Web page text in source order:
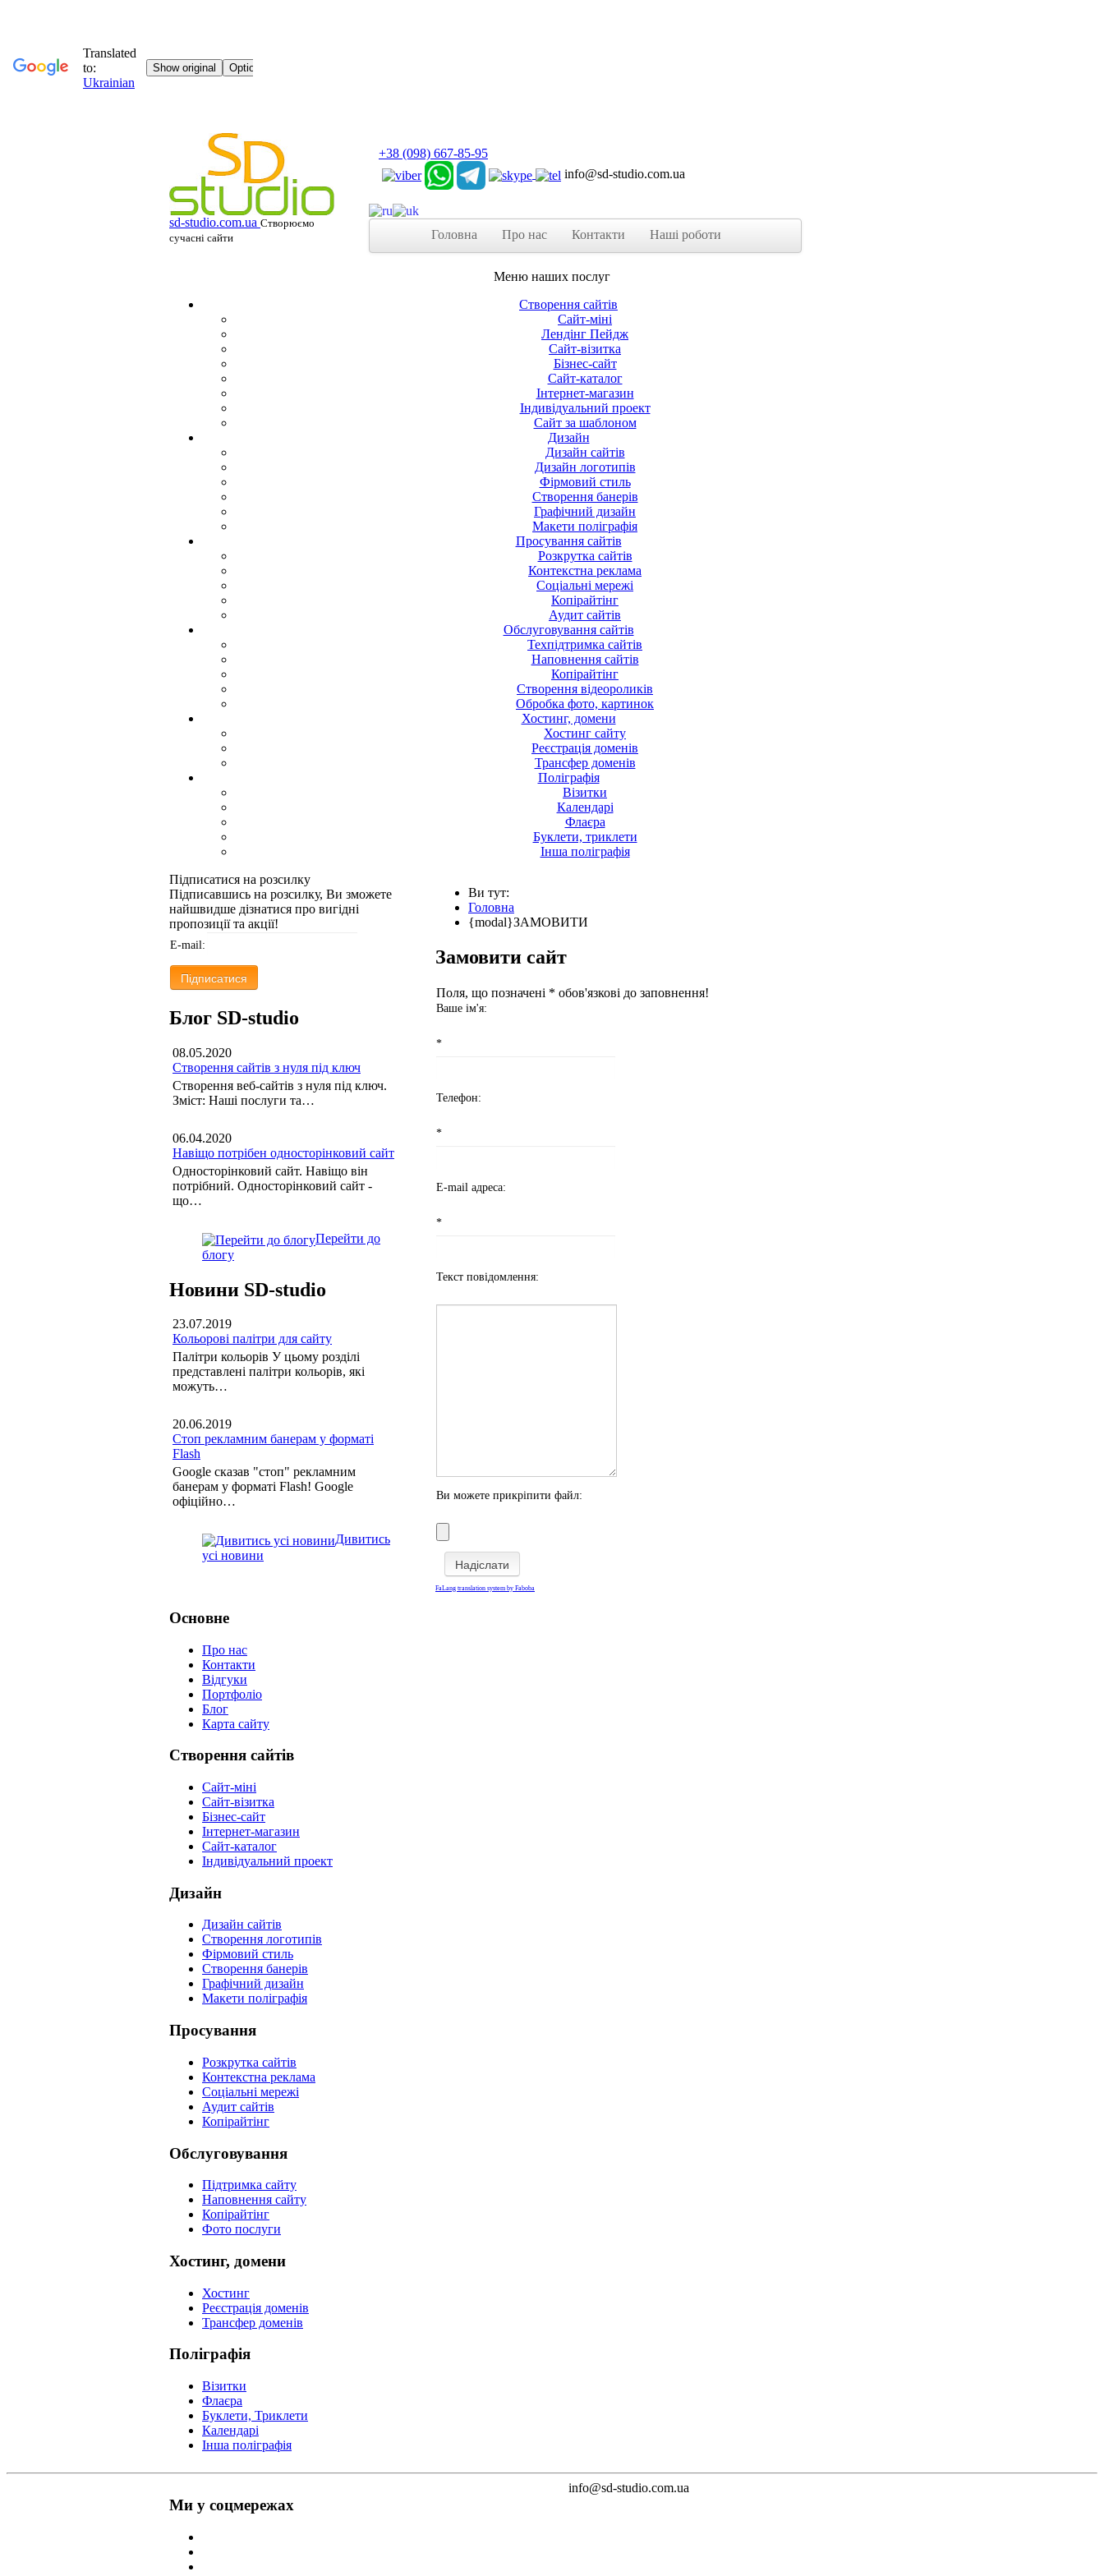
sd-studio.com.ua Створюємо
сучасні сайти
+38 (098) 667-85-95
info@sd-studio.com.ua
Головна Про нас Контакти Наші роботи
Меню наших послуг
Створення сайтів
Сайт-міні
Лендінг Пейдж
Сайт-візитка
Бізнес-сайт
Сайт-каталог
Інтернет-магазин
Індивідуальний проект
Сайт за шаблоном
Дизайн
Дизайн сайтів
Дизайн логотипів
Фірмовий стиль
Створення банерів
Графічний дизайн
Макети поліграфія
Просування сайтів
Розкрутка сайтів
Контекстна реклама
Соціальні мережі
Копірайтінг
Аудит сайтів
Обслуговування сайтів
Техпідтримка сайтів
Наповнення сайтів
Копірайтінг
Створення відеороликів
Обробка фото, картинок
Хостинг, домени
Хостинг сайту
Реєстрація доменів
Трансфер доменів
Поліграфія
Візитки
Календарі
Флаєра
Буклети, триклети
Інша поліграфія
Ви тут:
Головна
{modal}ЗАМОВИТИ
Замовити сайт
Поля, що позначені * обов'язкові до заповнення!
Ваше ім'я:
*
Телефон:
*
E-mail адреса:
*
Текст повідомлення:
Ви можете прикріпити файл:
FaLang translation system by Faboba
Підписатися на розсилку
Підписавшись на розсилку, Ви зможете
найшвидше дізнатися про вигідні
пропозиції та акції!
E-mail:
Блог SD-studio
08.05.2020
Створення сайтів з нуля під ключ
Створення веб-сайтів з нуля під ключ.
Зміст: Наші послуги та…
06.04.2020
Навіщо потрібен односторінковий сайт
Односторінковий сайт. Навіщо він
потрібний. Односторінковий сайт -
що…
Перейти до
блогу
Новини SD-studio
23.07.2019
Кольорові палітри для сайту
Палітри кольорів У цьому розділі
представлені палітри кольорів, які
можуть…
20.06.2019
Стоп рекламним банерам у форматі
Flash
Google сказав "стоп" рекламним
банерам у форматі Flash! Google
офіційно…
Дивитись
усі новини
Основне
Про нас
Контакти
Відгуки
Портфоліо
Блог
Карта сайту
Створення сайтів
Сайт-міні
Сайт-візитка
Бізнес-сайт
Інтернет-магазин
Сайт-каталог
Індивідуальний проект
Дизайн
Дизайн сайтів
Створення логотипів
Фірмовий стиль
Створення банерів
Графічний дизайн
Макети поліграфія
Просування
Розкрутка сайтів
Контекстна реклама
Соціальні мережі
Аудит сайтів
Копірайтінг
Обслуговування
Підтримка сайту
Наповнення сайту
Копірайтінг
Фото послуги
Хостинг, домени
Хостинг
Реєстрація доменів
Трансфер доменів
Поліграфія
Візитки
Флаєра
Буклети, Триклети
Календарі
Інша поліграфія
Ми у соцмережах
info@sd-studio.com.ua